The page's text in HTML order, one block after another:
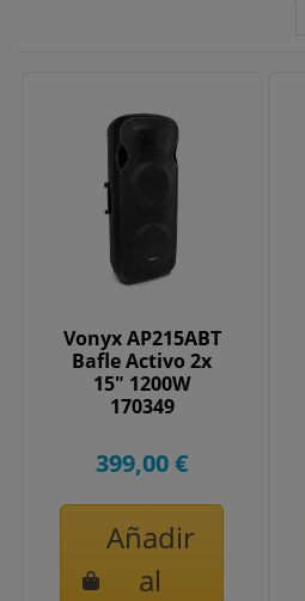
Vonyx AP215ABT
Bafle Activo 2x
15" 1200W
170349
399,00 €
Añadir
al